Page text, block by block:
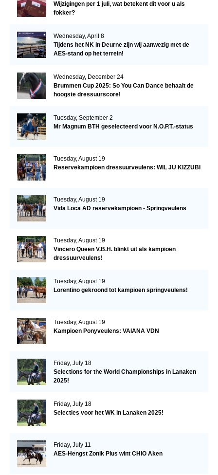
Wijzigingen per 1 juli, wat betekent dit voor u als
fokker?
Wednesday, April 8
Tijdens het NK in Deurne zijn wij aanwezig met de
AES-stand op het terrein!
Wednesday, December 24
Brummen Cup 2025: So You Can Dance behaalt de
hoogste dressuurscore!
Tuesday, September 2
Mr Magnum BTH geselecteerd voor N.O.P.T.-status
Tuesday, August 19
Reservekampioen dressuurveulens: WIL JU KIZZUBI
Tuesday, August 19
Vida Loca AD reservekampioen - Springveulens
Tuesday, August 19
Vincero Queen V.B.H. blinkt uit als kampioen
dressuurveulens!
Tuesday, August 19
Lorentino gekroond tot kampioen springveulens!
Tuesday, August 19
Kampioen Ponyveulens: VAIANA VDN
Friday, July 18
Selections for the World Championships in Lanaken
2025!
Friday, July 18
Selecties voor het WK in Lanaken 2025!
Friday, July 11
AES-Hengst Zonik Plus wint CHIO Aken